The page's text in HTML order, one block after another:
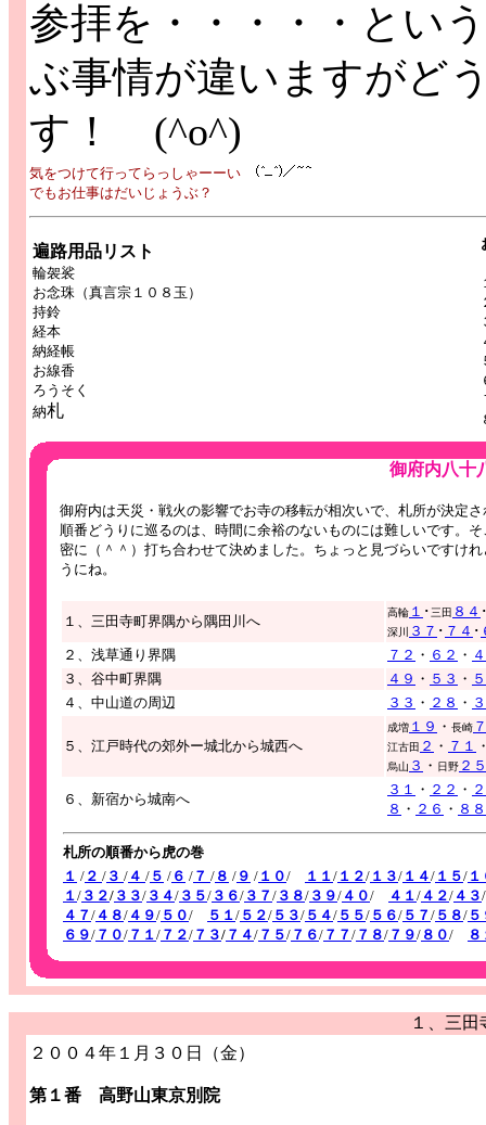
参拝を・・・・・とい
ぶ事情が違いますがど
す！ (^o^)
気をつけて行ってらっしゃーーい
でもお仕事はだいじょうぶ？
遍路用品リスト
輪袈裟
お念珠（真言宗１０８玉）
持鈴
経本
納経帳
お線香
ろうそく
納札
御府内八十八ヶ所めぐ
御府内は天災・戦火の影響でお寺の移転が相次いで、札所が決定
順番どうりに巡るのは、時間に余裕のないものには難しいです。
密に（＾＾）打ち合わせて決めました。ちょっと見づらいですけ
うにね。
１、三田寺町界隅から隅田川へ
高輪 １ ･ 三田 ８４
深川 ３７ ･ ７４ ･
２、浅草通り界隅
７２ ・ ６２ ・
３、谷中町界隅
４９ ・ ５３ ・
４、中山道の周辺
３３ ・ ２８ ・
５、江戸時代の郊外ー城北から城西へ
成増 １９ ・ 長崎
江古田 ２ ・ ７１
烏山 ３ ・ 日野 ２５
６、新宿から城南へ
３１ ・ ２２ ・
８ ・ ２６ ・ ８８
札所の順番から虎の巻
１ / ２ / ３ / ４ / ５ / ６ / ７ / ８ / ９ / １０/ １１/ １２/ １３/ １４/ １５/ １
１/ ３２/ ３３/ ３４/ ３５/ ３６/ ３７ / ３８/ ３９/ ４０/ ４１/ ４２/ ４３/
４７ / ４８/ ４９/ ５０/ ５１/ ５２/ ５３/ ５４/ ５５/ ５６/ ５７ / ５８/ ５
６９/ ７０/ ７１/ ７２/ ７３/ ７４/ ７５/ ７６/ ７７ / ７８/ ７９/ ８０/ ８
１、三
２００４年１月３０日（金）
第１番 高野山東京別院